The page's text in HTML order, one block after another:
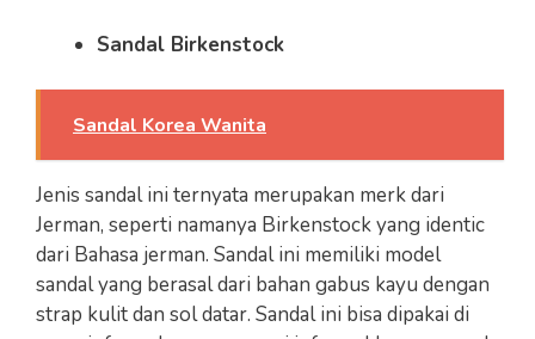
Sandal Birkenstock
Sandal Korea Wanita
Jenis sandal ini ternyata merupakan merk dari
Jerman, seperti namanya Birkenstock yang identic
dari Bahasa jerman. Sandal ini memiliki model
sandal yang berasal dari bahan gabus kayu dengan
strap kulit dan sol datar. Sandal ini bisa dipakai di